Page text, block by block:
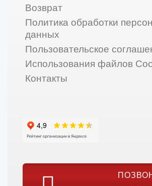
Возврат
Политика обработки
данных
Пользовательское
Использования файлов
Контакты